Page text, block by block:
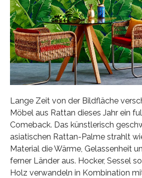
Lange Zeit von der Bildfläche
Möbel aus Rattan dieses Jahr ein
Comeback. Das künstlerisch
asiatischen Rattan-Palme strahlt
Material die Wärme, Gelassenheit
ferner Länder aus. Hocker, Sessel
Holz verwandeln in Kombination